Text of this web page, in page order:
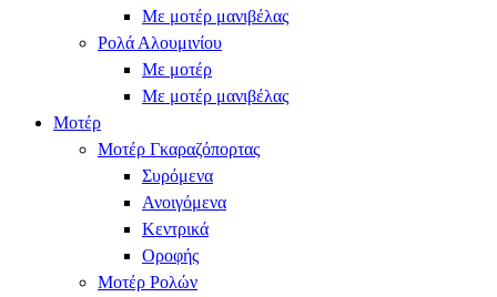
Με μοτέρ μανιβέλας
Ρολά Αλουμινίου
Με μοτέρ
Με μοτέρ μανιβέλας
Μοτέρ
Μοτέρ Γκαραζόπορτας
Συρόμενα
Ανοιγόμενα
Κεντρικά
Οροφής
Μοτέρ Ρολών